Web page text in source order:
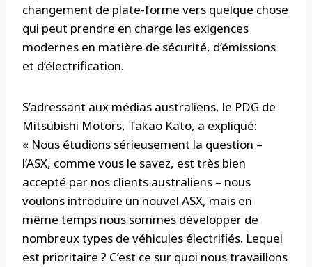
changement de plate-forme vers quelque chose
qui peut prendre en charge les exigences
modernes en matière de sécurité, d’émissions
et d’électrification.
S’adressant aux médias australiens, le PDG de
Mitsubishi Motors, Takao Kato, a expliqué:
« Nous étudions sérieusement la question –
l’ASX, comme vous le savez, est très bien
accepté par nos clients australiens – nous
voulons introduire un nouvel ASX, mais en
même temps nous sommes développer de
nombreux types de véhicules électrifiés. Lequel
est prioritaire ? C’est ce sur quoi nous travaillons